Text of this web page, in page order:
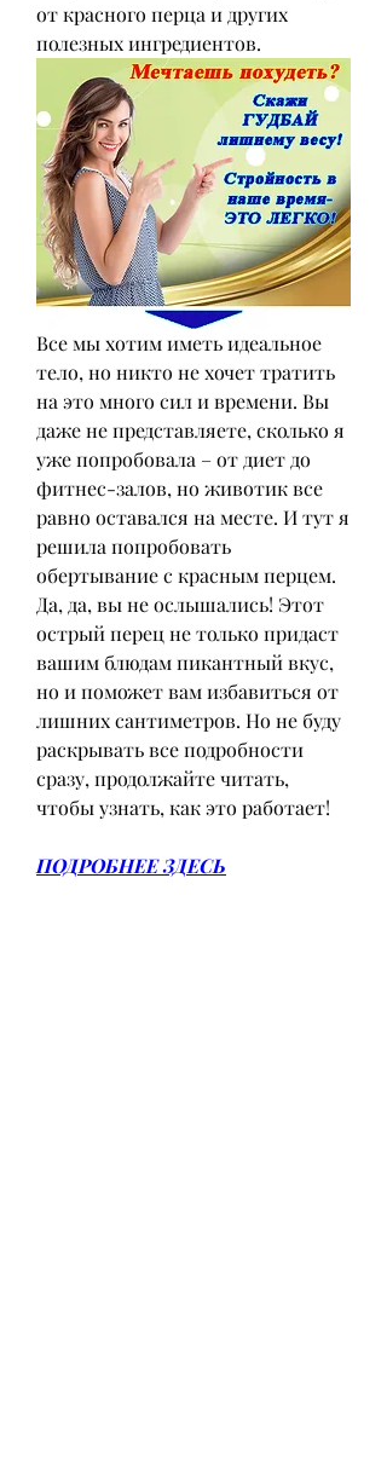
от красного перца и других
полезных ингредиентов.
Все мы хотим иметь идеальное
тело, но никто не хочет тратить
на это много сил и времени. Вы
даже не представляете, сколько я
уже попробовала – от диет до
фитнес-залов, но животик все
равно оставался на месте. И тут я
решила попробовать
обертывание с красным перцем.
Да, да, вы не ослышались! Этот
острый перец не только придаст
вашим блюдам пикантный вкус,
но и поможет вам избавиться от
лишних сантиметров. Но не буду
раскрывать все подробности
сразу, продолжайте читать,
чтобы узнать, как это работает!
ПОДРОБНЕЕ ЗДЕСЬ